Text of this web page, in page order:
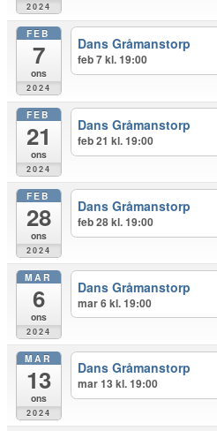
2024
FEB
7
ons
2024
Dans Gråmanstorp
feb 7 kl. 19:00
FEB
21
ons
2024
Dans Gråmanstorp
feb 21 kl. 19:00
FEB
28
ons
2024
Dans Gråmanstorp
feb 28 kl. 19:00
MAR
6
ons
2024
Dans Gråmanstorp
mar 6 kl. 19:00
MAR
13
ons
2024
Dans Gråmanstorp
mar 13 kl. 19:00